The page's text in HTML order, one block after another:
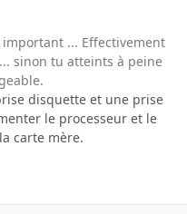
... Effectivement
sinon tu atteints à peine
disquette et une prise
le processeur et le
carte mère.